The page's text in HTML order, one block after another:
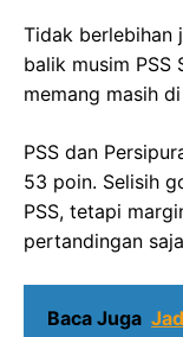
Tidak berlebihan
balik musim PSS
memang masih
PSS dan
53 poin. Selisih
PSS, tetapi
pertandingan
Baca Juga